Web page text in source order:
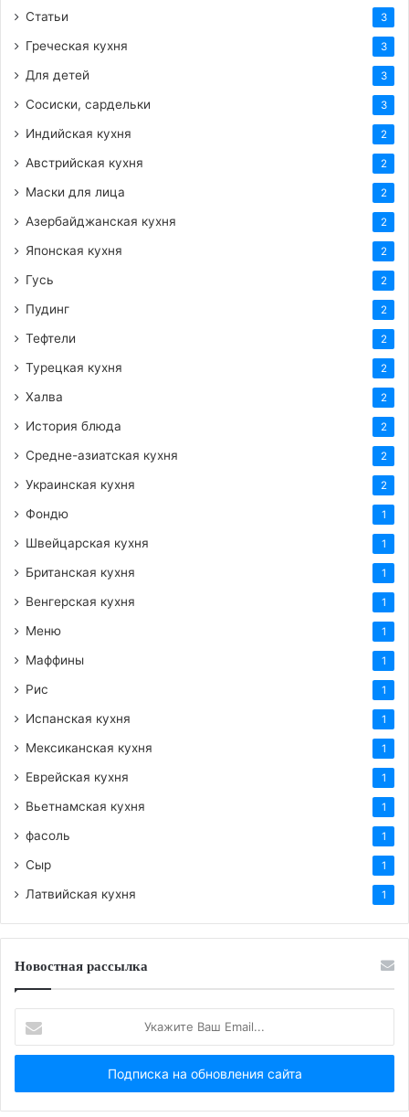
Статьи 3
Греческая кухня 3
Для детей 3
Сосиски, сардельки 3
Индийская кухня 2
Австрийская кухня 2
Маски для лица 2
Азербайджанская кухня 2
Японская кухня 2
Гусь 2
Пудинг 2
Тефтели 2
Турецкая кухня 2
Халва 2
История блюда 2
Средне-азиатская кухня 2
Украинская кухня 2
Фондю 1
Швейцарская кухня 1
Британская кухня 1
Венгерская кухня 1
Меню 1
Маффины 1
Рис 1
Испанская кухня 1
Мексиканская кухня 1
Еврейская кухня 1
Вьетнамская кухня 1
фасоль 1
Сыр 1
Латвийская кухня 1
Новостная рассылка
Ваш
Email...